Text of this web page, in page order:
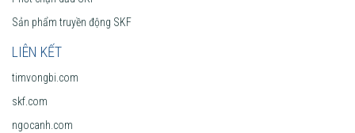
Sản phẩm truyền động SKF
LIÊN KẾT
timvongbi.com
skf.com
ngocanh.com